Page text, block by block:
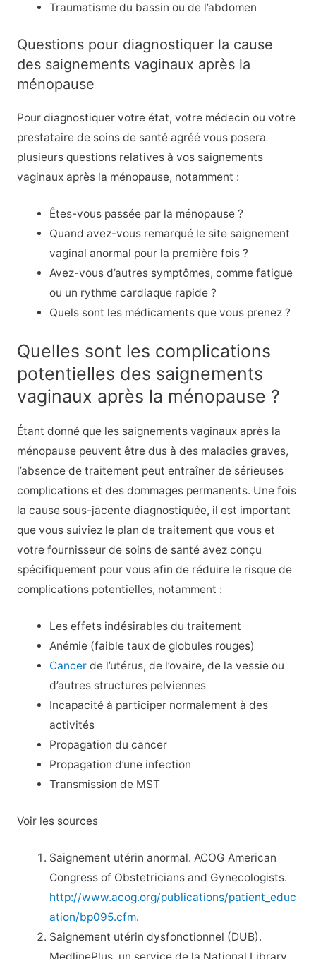
Traumatisme du bassin ou de l’abdomen
Questions pour diagnostiquer la cause
des saignements vaginaux après la
ménopause
Pour diagnostiquer votre état, votre médecin ou votre
prestataire de soins de santé agréé vous posera
plusieurs questions relatives à vos saignements
vaginaux après la ménopause, notamment :
Êtes-vous passée par la ménopause ?
Quand avez-vous remarqué le site saignement
vaginal anormal pour la première fois ?
Avez-vous d’autres symptômes, commefatigue
ou un rythme cardiaque rapide ?
Quels sont les médicaments que vous prenez ?
Quelles sont les complications
potentielles des saignements
vaginaux après la ménopause ?
Étant donné que les saignements vaginaux après la
ménopause peuvent être dus à des maladies graves,
l’absence de traitement peut entraîner de sérieuses
complications et des dommages permanents. Une fois
la cause sous-jacente diagnostiquée, il est important
que vous suiviez le plan de traitement que vous et
votre fournisseur de soins de santé avez conçu
spécifiquement pour vous afin de réduire le risque de
complications potentielles, notamment :
Les effets indésirables du traitement
Anémie (faible taux de globules rouges)
Cancer de l’utérus, de l’ovaire, de la vessie ou
d’autres structures pelviennes
Incapacité à participer normalement à des
activités
Propagation du cancer
Propagation d’une infection
Transmission de MST
Voir les sources
Saignement utérin anormal. ACOG American
Congress of Obstetricians and Gynecologists.
http://www.acog.org/publications/patient_educ
ation/bp095.cfm.
Saignement utérin dysfonctionnel (DUB).